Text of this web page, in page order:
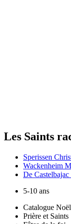
Les Saints
Sperissen
Wackenheim
De
5-10 ans
Catalogue Noël
Prière et Saints